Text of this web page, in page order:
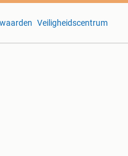
Veiligheidscentrum